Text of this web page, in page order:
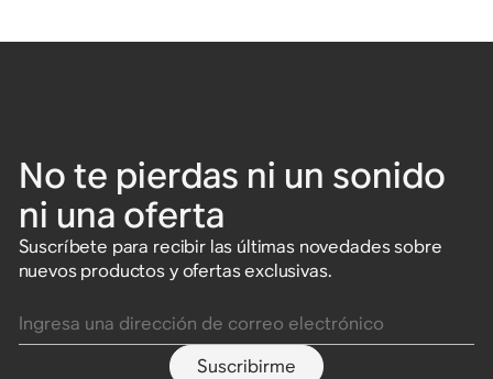
No te pierdas ni un sonido
ni una oferta
Suscríbete para recibir las últimas novedades sobre
nuevos productos y ofertas exclusivas.
Suscribirme